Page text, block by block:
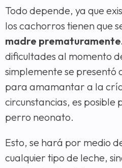
Todo depende, ya que
los cachorros tienen que
madre
dificultades al momento
simplemente se presentó
para amamantar a la
circunstancias, es
perro neonato.
Esto, se hará por medio
cualquier tipo de leche,